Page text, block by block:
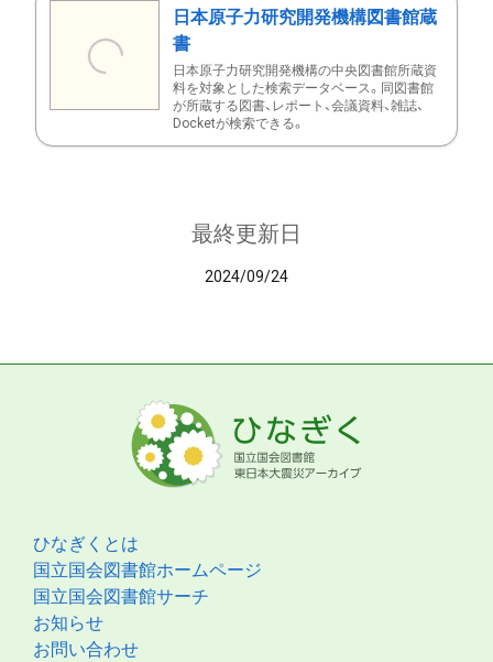
日本原子力研究開発機構図書館蔵
書
日本原子力研究開発機構の中央図書館所蔵資
料を対象とした検索データベース。同図書館
が所蔵する図書、レポート、会議資料、雑誌、
Docketが検索できる。
最終更新日
2024/09/24
ひなぎくとは
国立国会図書館ホームページ
国立国会図書館サーチ
お知らせ
お問い合わせ